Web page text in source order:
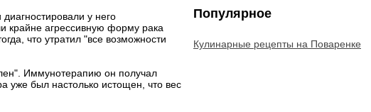
у него
крайне агрессивную форму рака
что утратил "все возможности
Иммунотерапию он получал
уже был настолько истощен, что вес
Популярное
Кулинарные рецепты на Поваренке